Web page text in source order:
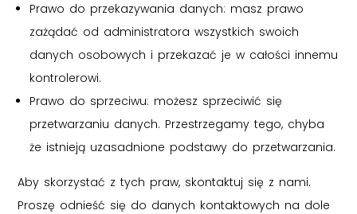
Prawo do przekazywania danych: masz prawo
zażądać od administratora wszystkich swoich
danych osobowych i przekazać je w całości innemu
kontrolerowi.
Prawo do sprzeciwu: możesz sprzeciwić się
przetwarzaniu danych. Przestrzegamy tego, chyba
że istnieją uzasadnione podstawy do przetwarzania.
Aby skorzystać z tych praw, skontaktuj się z nami.
Proszę odnieść się do danych kontaktowych na dole